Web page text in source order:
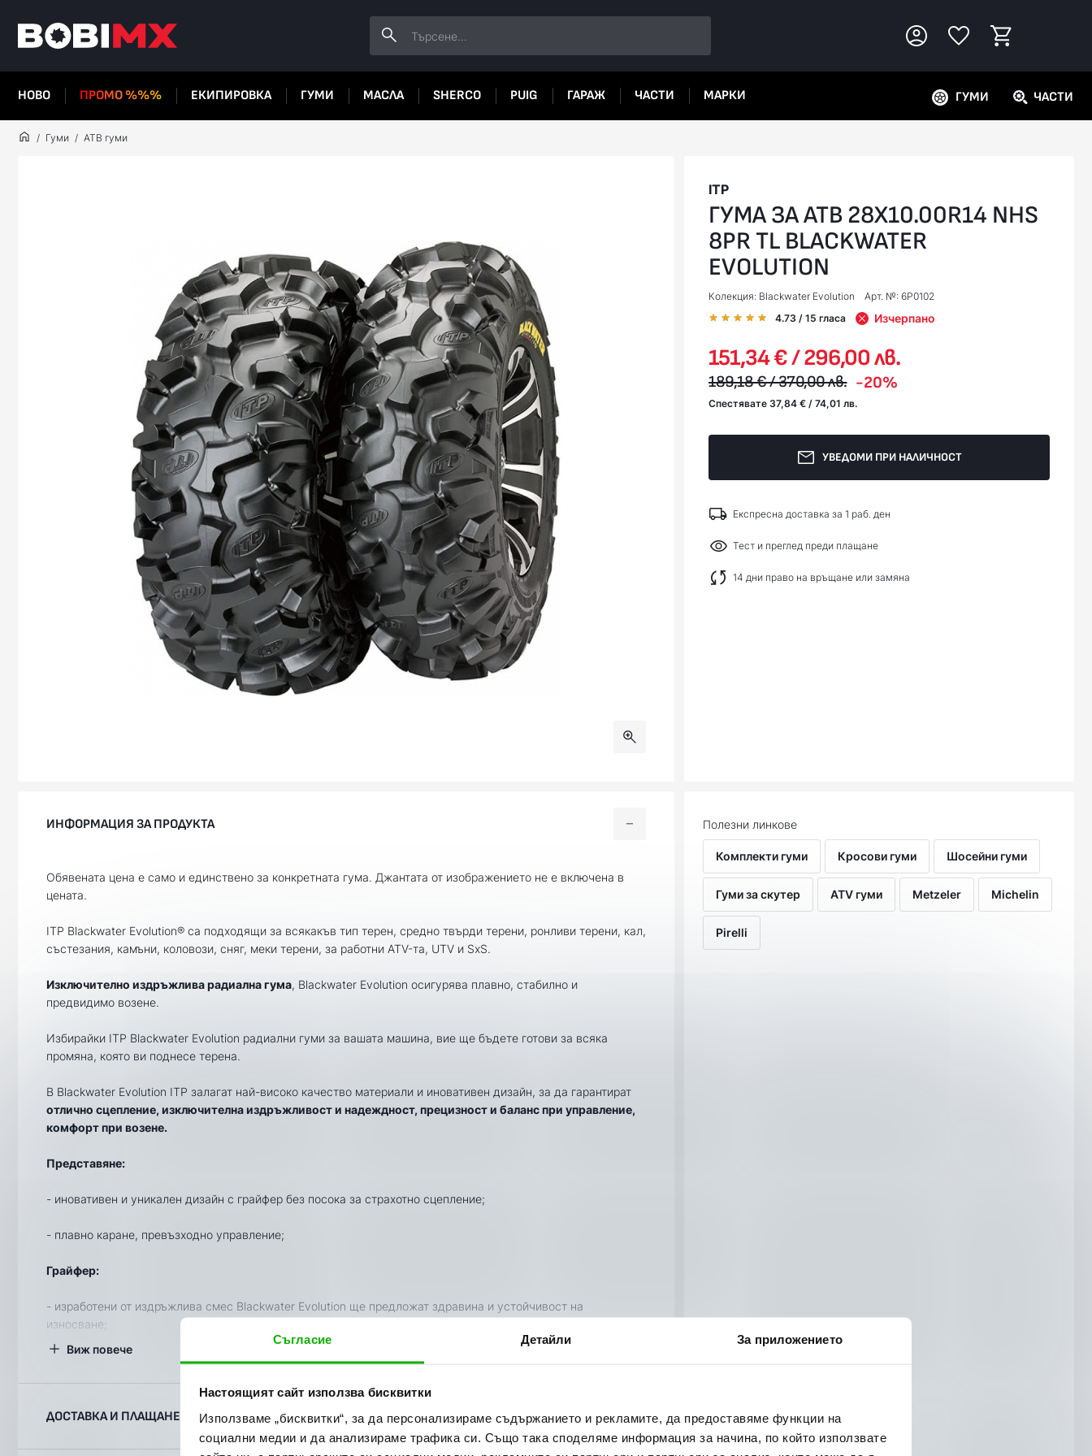
Съгласие Детайли За приложението
Настоящият сайт използва бисквитки
Използваме „бисквитки“, за да персонализираме съдържанието и рекламите, да предоставяме функции на
социални медии и да анализираме трафика си. Също така споделяме информация за начина, по който използвате
НОВО ПРОМО %%% ЕКИПИРОВКА ГУМИ МАСЛА SHERCO PUIG ГАРАЖ ЧАСТИ МАРКИ ГУМИ ЧАСТИ
Гуми АТВ гуми
ITP
ГУМА ЗА АТВ 28X10.00R14 NHS
8PR TL BLACKWATER
EVOLUTION
Колекция: Blackwater Evolution
Арт. №: 6P0102
4.73 / 15 гласа Изчерпано
151,34 € / 296,00 лв.
189,18 € / 370,00 лв. -20%
Спестявате 37,84 € / 74,01 лв.
УВЕДОМИ ПРИ НАЛИЧНОСТ
Експресна доставка за 1 раб. ден
Тест и преглед преди плащане
14 дни право на връщане или замяна
ИНФОРМАЦИЯ ЗА ПРОДУКТА
Обявената цена е само и единствено за конкретната гума. Джантата от изображението не е включена в
цената.
ITP Blackwater Evolution® са подходящи за всякакъв тип терен, средно твърди терени, ронливи терени, кал,
състезания, камъни, коловози, сняг, меки терени, за работни ATV-та, UTV и SxS.
Изключително издръжлива радиална гума, Blackwater Evolution осигурява плавно, стабилно и
предвидимо возене.
Избирайки ITP Blackwater Evolution радиални гуми за вашата машина, вие ще бъдете готови за всяка
промяна, която ви поднесе терена.
В Blackwater Evolution ITP залагат най-високо качество материали и иновативен дизайн, за да гарантират
отлично сцепление, изключителна издръжливост и надеждност, прецизност и баланс при управление,
комфорт при возене.
Представяне:
- иновативен и уникален дизайн с грайфер без посока за страхотно сцепление;
- плавно каране, превъзходно управление;
Грайфер:
- изработени от издръжлива смес Blackwater Evolution ще предложат здравина и устойчивост на
износване;
8 - пластова конструкция;
Виж повече
ДОСТАВКА И ПЛАЩАНЕ
Полезни линкове
Комплекти гуми Кросови гуми Шосейни гуми
Гуми за скутер ATV гуми Metzeler Michelin
Pirelli